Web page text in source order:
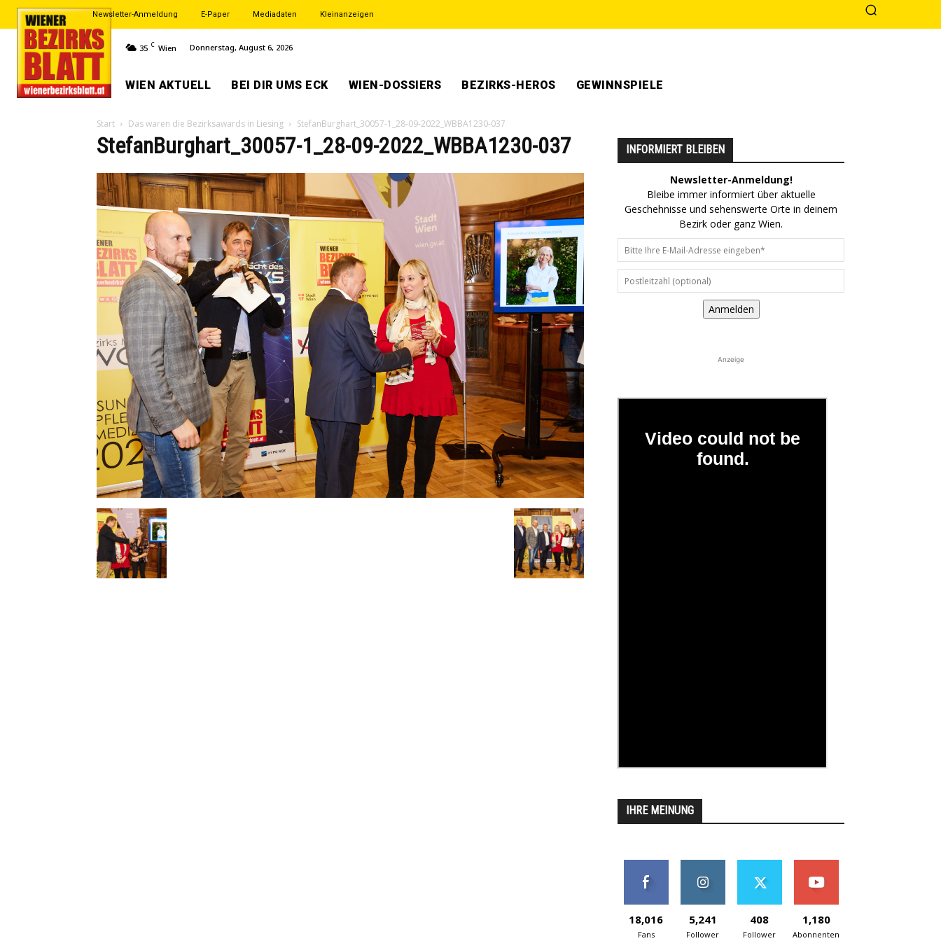
Newsletter-Anmeldung E-Paper Mediadaten Kleinanzeigen
35 C Wien Donnerstag, August 6, 2026
WIEN AKTUELL BEI DIR UMS ECK WIEN-DOSSIERS BEZIRKS-HEROS GEWINNSPIELE
Start Das waren die Bezirksawards in Liesing StefanBurghart_30057-1_28-09-2022_WBBA1230-037
StefanBurghart_30057-1_28-09-2022_WBBA1230-037 INFORMIERT BLEIBEN
Newsletter-Anmeldung!
Bleibe immer informiert über aktuelle
Geschehnisse und sehenswerte Orte in deinem
Bezirk oder ganz Wien.
Anmelden
Anzeige
IHRE MEINUNG
18,016
Fans
5,241
Follower
408
Follower
1,180
Abonnenten